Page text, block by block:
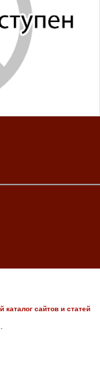
сайтов и статей